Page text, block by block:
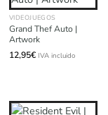
VIDEOJUEGOS
Grand Thef Auto |
Artwork
12,95€ IVA incluido